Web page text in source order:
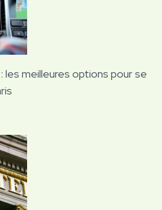
meilleures options pour se